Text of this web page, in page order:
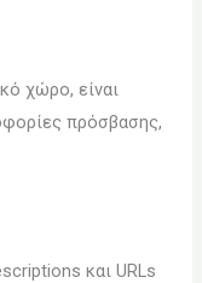
χώρο, είναι
πρόσβασης,
και URLs